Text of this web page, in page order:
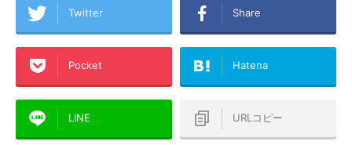
Twitter Share
Pocket Hatena
LINE URLコピー